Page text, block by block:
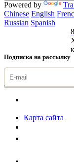
Powered by
Chinese English
Russian Spanish
Подписка на рассылку
Карта сайта